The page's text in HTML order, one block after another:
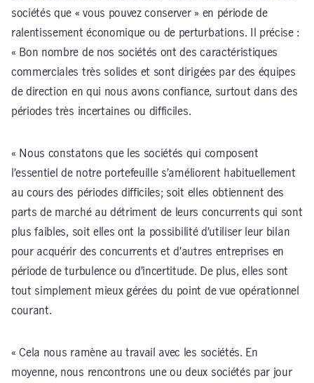
sociétés que « vous pouvez conserver » en période de
ralentissement économique ou de perturbations. Il précise :
« Bon nombre de nos sociétés ont des caractéristiques
commerciales très solides et sont dirigées par des équipes
de direction en qui nous avons confiance, surtout dans des
périodes très incertaines ou difficiles.
« Nous constatons que les sociétés qui composent
l’essentiel de notre portefeuille s’améliorent habituellement
au cours des périodes difficiles; soit elles obtiennent des
parts de marché au détriment de leurs concurrents qui sont
plus faibles, soit elles ont la possibilité d’utiliser leur bilan
pour acquérir des concurrents et d’autres entreprises en
période de turbulence ou d’incertitude. De plus, elles sont
tout simplement mieux gérées du point de vue opérationnel
courant.
« Cela nous ramène au travail avec les sociétés. En
moyenne, nous rencontrons une ou deux sociétés par jour